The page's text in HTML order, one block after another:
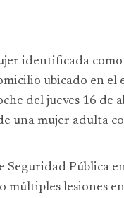
identificada como
ubicado en el
del jueves 16 de
una mujer adulta
Seguridad Pública
lesiones